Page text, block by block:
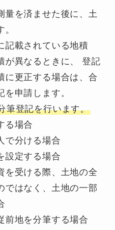
量を済ませた後に、土
記載されている地積
が異なるときに、 登記
に更正する場合は、合
申請します。
筆登記を行います。
る場合
で分ける場合
設定する場合
受ける際、土地の全
ではなく、土地の一部
前地を分筆する場合